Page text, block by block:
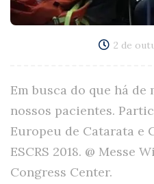
2 de
Em busca do que há de
nossos pacientes.
Europeu de Catarata e
ESCRS 2018. @ Messe
Congress Center.